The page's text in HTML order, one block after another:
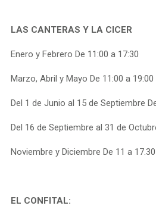
LAS CANTERAS Y LA CICER
Enero y Febrero De 11:00 a 17:30
Marzo, Abril y Mayo De 11:00 a 19:00
Del 1 de Junio al 15 de Septiembre
Del 16 de Septiembre al 31 de
Noviembre y Diciembre De 11 a 17.30
EL CONFITAL: